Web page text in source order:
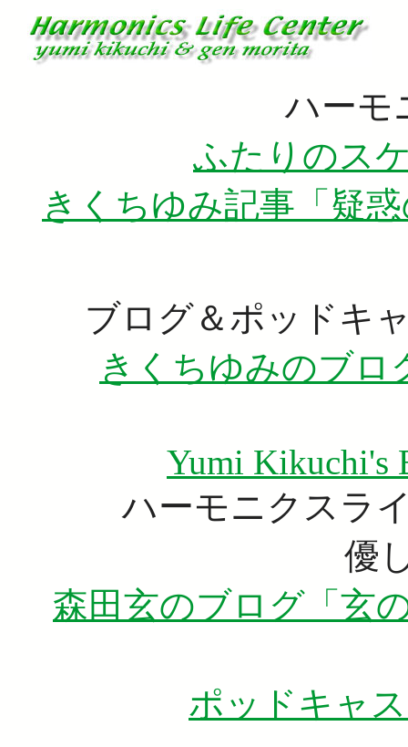
ハーモ
ふたりのス
きくちゆみ記事「疑
ブログ＆ポッドキ
きくちゆみのブロ
Yumi Kikuchi's
ハーモニクスラ
優
森田玄のブログ「玄
ポッドキャ